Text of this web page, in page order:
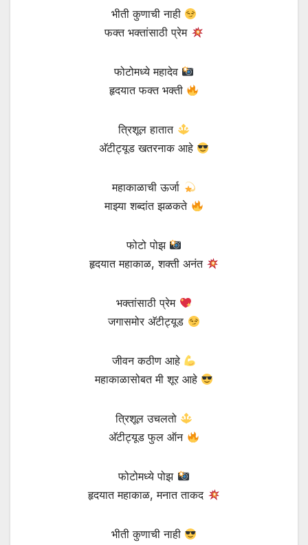
भीती कुणाची नाही
फक्त भक्तांसाठी प्रेम
फोटोमध्ये महादेव
हृदयात फक्त भक्ती
त्रिशूल हातात
अ‍ॅटीट्यूड खतरनाक आहे
महाकाळाची ऊर्जा
माझ्या शब्दांत झळकते
फोटो पोझ
हृदयात महाकाळ, शक्ती अनंत
भक्तांसाठी प्रेम
जगासमोर अ‍ॅटीट्यूड
जीवन कठीण आहे
महाकाळासोबत मी शूर आहे
त्रिशूल उचलतो
अ‍ॅटीट्यूड फुल ऑन
फोटोमध्ये पोझ
हृदयात महाकाळ, मनात ताकद
भीती कुणाची नाही